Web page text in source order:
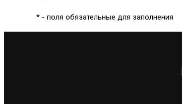
* - поля обязательные для заполнения